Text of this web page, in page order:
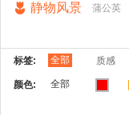
静物风景 蒲公英
标签: 全部 质感
颜色: 全部